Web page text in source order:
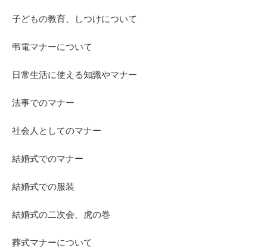
子どもの教育、しつけについて
弔電マナーについて
日常生活に使える知識やマナー
法事でのマナー
社会人としてのマナー
結婚式でのマナー
結婚式での服装
結婚式の二次会、虎の巻
葬式マナーについて